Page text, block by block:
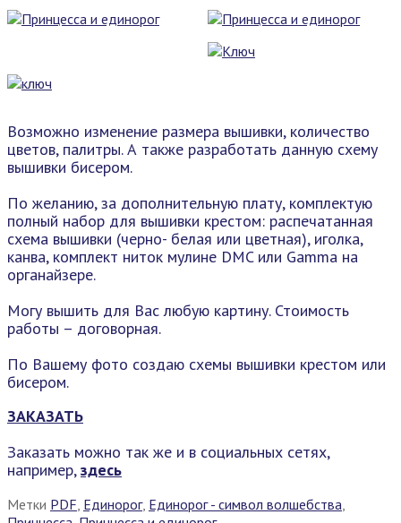
Возможно изменение размера вышивки, количество
цветов, палитры. А также разработать данную схему
вышивки бисером.
По желанию, за дополнительную плату, комплектую
полный набор для вышивки крестом: распечатанная
схема вышивки (черно- белая или цветная), иголка,
канва, комплект ниток мулине DMC или Gamma на
органайзере.
Могу вышить для Вас любую картину. Стоимость
работы – договорная.
По Вашему фото создаю схемы вышивки крестом или
бисером.
ЗАКАЗАТЬ
Заказать можно так же и в социальных сетях,
например,здесь
Метки PDF Единорог, Единорог - символ волшебства